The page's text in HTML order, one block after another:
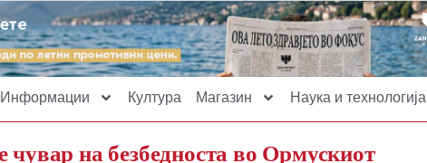
Информации Култура Магазин Наука и технологија
на безбедноста во Ормускиот